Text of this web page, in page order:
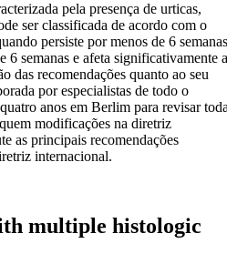
pela presença de urticas,
ser classificada de acordo com o
persiste por menos de 6
6 semanas e afeta significativamente a
das recomendações quanto ao seu
por especialistas de todo o
anos em Berlim para revisar
modificações na diretriz
as principais recomendações
internacional.
multiple histologic